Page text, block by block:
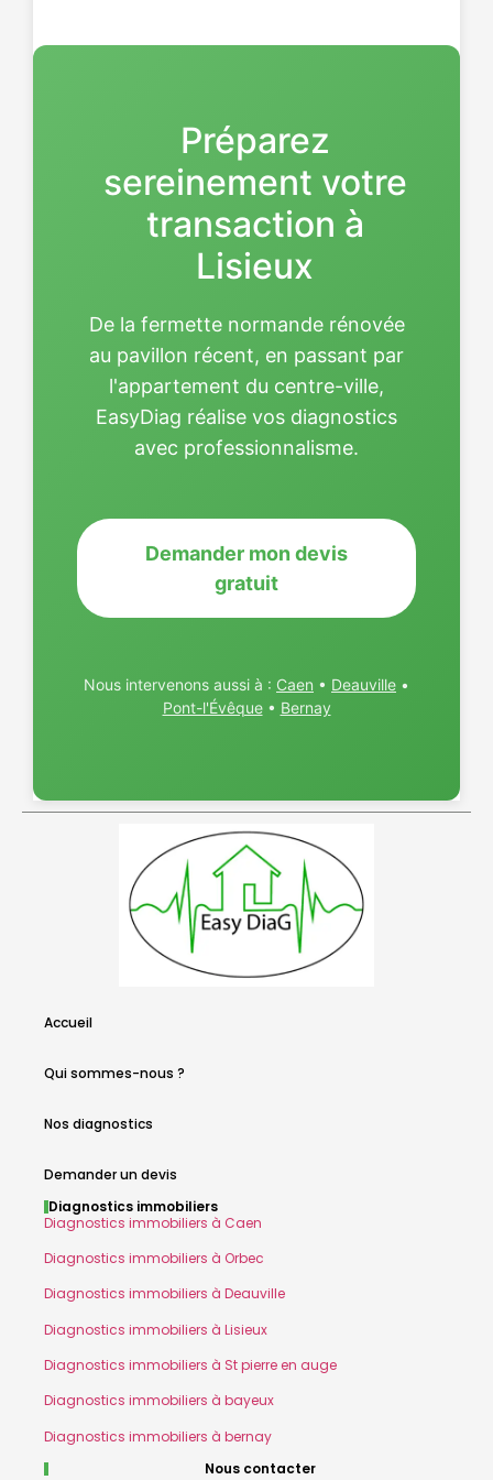
Préparez
sereinement votre
transaction à
Lisieux
De la fermette normande rénovée
au pavillon récent, en passant par
l'appartement du centre-ville,
EasyDiag réalise vos diagnostics
avec professionnalisme.
Demander mon devis
gratuit
Nous intervenons aussi à : Caen • Deauville •
Pont-l'Évêque• Bernay
Accueil
Qui sommes-nous ?
Nos diagnostics
Demander un devis
Diagnostics immobiliers
Diagnostics immobiliers à Caen
Diagnostics immobiliers à Orbec
Diagnostics immobiliers à Deauville
Diagnostics immobiliers à Lisieux
Diagnostics immobiliers à St pierre en auge
Diagnostics immobiliers à bayeux
Diagnostics immobiliers à bernay
Nous contacter